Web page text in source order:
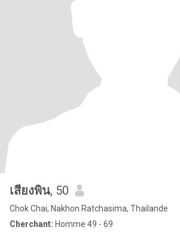
เสียงพิน, 50
Chok Chai, Nakhon Ratchasima, Thailande
Cherchant: Homme 49 - 69